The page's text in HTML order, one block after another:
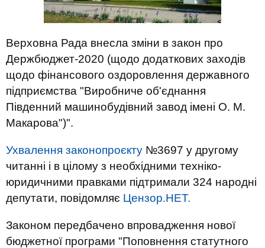
Верховна Рада внесла зміни в закон про
Держбюджет-2020 (щодо додаткових заходів
щодо фінансового оздоровлення державного
підприємства "Виробниче об'єднання
Південний машинобудівний завод імені О. М.
Макарова")".
Ухвалення законопроєкту №3697 у другому
читанні і в цілому з необхідними техніко-
юридичними правками підтримали 324 народні
депутати, повідомляє Цензор.НЕТ.
Законом передбачено впровадження нової
бюджетної програми "Поповнення статутного